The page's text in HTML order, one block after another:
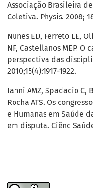
Associação Brasileira
Coletiva. Physis. 2008;
Nunes ED, Ferreto LE,
NF, Castellanos MEP. O
perspectiva das
2010;15(4):1917-1922.
Ianni AMZ, Spadacio C,
Rocha ATS. Os
e Humanas em Saúde
em disputa. Ciênc